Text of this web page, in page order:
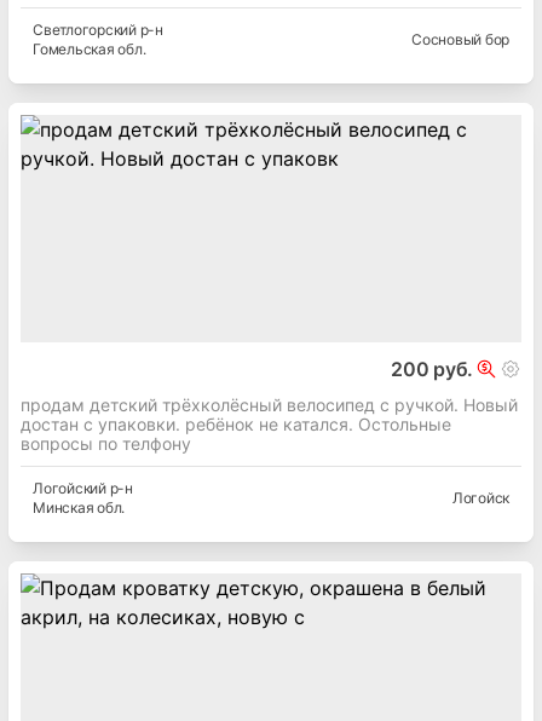
Светлогорскийр-н
Гомельская обл.
Сосновый бор
200 руб.
продам детский трёхколёсный велосипед с ручкой. Новый
достан с упаковки. ребёнок не катался. Остольные
вопросы по телфону
Логойскийр-н
Минская обл.
Логойск